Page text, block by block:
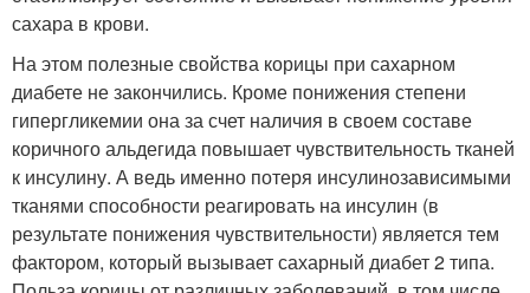
сахара в крови.
На этом полезные свойства корицы при сахарном
диабете не закончились. Кроме понижения степени
гипергликемии она за счет наличия в своем составе
коричного альдегида повышает чувствительность тканей
к инсулину. А ведь именно потеря инсулинозависимыми
тканями способности реагировать на инсулин (в
результате понижения чувствительности) является тем
фактором, который вызывает сахарный диабет 2 типа.